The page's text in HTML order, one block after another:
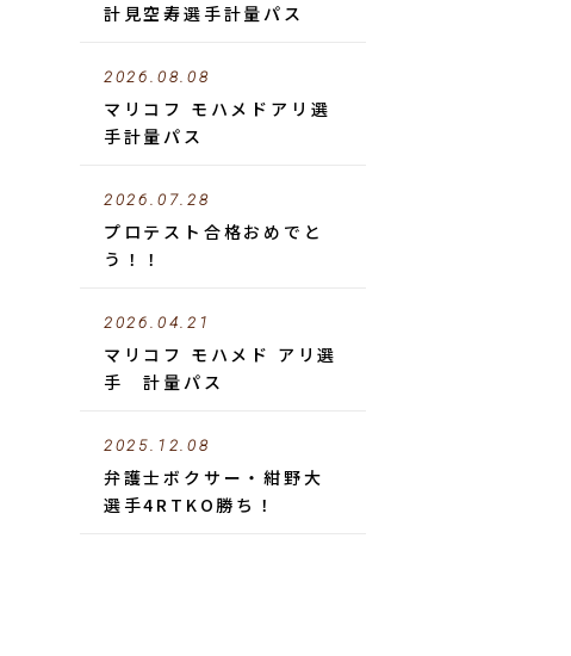
計見空寿選手計量パス
2026.08.08
マリコフ モハメドアリ選
手計量パス
2026.07.28
プロテスト合格おめでと
う！！
2026.04.21
マリコフ モハメド アリ選
手 計量パス
2025.12.08
弁護士ボクサー・紺野大
選手4RTKO勝ち！